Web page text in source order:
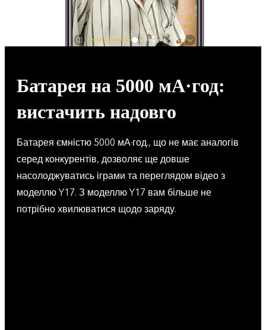
Батарея на 5000 мА·год:
вистачить надовго
Батарея ємністю 5000 мА·год., що не має аналогів
серед конкурентів, дозволяє ще довше
насолоджуватись іграми та переглядом відео з
моделлю Y17. З моделлю Y17 вам більше не
потрібно хвилюватися щодо заряду.